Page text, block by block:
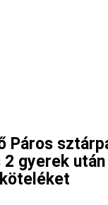
Páros
2 gyerek